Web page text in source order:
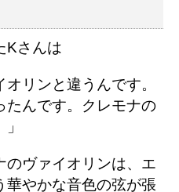
Kさんは
オリンと違うんです。
たんです。クレモナの
のヴァイオリンは、エ
華やかな音色の弦が張